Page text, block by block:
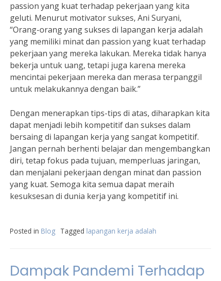
passion yang kuat terhadap pekerjaan yang kita
geluti. Menurut motivator sukses, Ani Suryani,
“Orang-orang yang sukses di lapangan kerja adalah
yang memiliki minat dan passion yang kuat terhadap
pekerjaan yang mereka lakukan. Mereka tidak hanya
bekerja untuk uang, tetapi juga karena mereka
mencintai pekerjaan mereka dan merasa terpanggil
untuk melakukannya dengan baik.”
Dengan menerapkan tips-tips di atas, diharapkan kita
dapat menjadi lebih kompetitif dan sukses dalam
bersaing di lapangan kerja yang sangat kompetitif.
Jangan pernah berhenti belajar dan mengembangkan
diri, tetap fokus pada tujuan, memperluas jaringan,
dan menjalani pekerjaan dengan minat dan passion
yang kuat. Semoga kita semua dapat meraih
kesuksesan di dunia kerja yang kompetitif ini.
Posted in Blog Tagged lapangan kerja adalah
Dampak Pandemi Terhadap